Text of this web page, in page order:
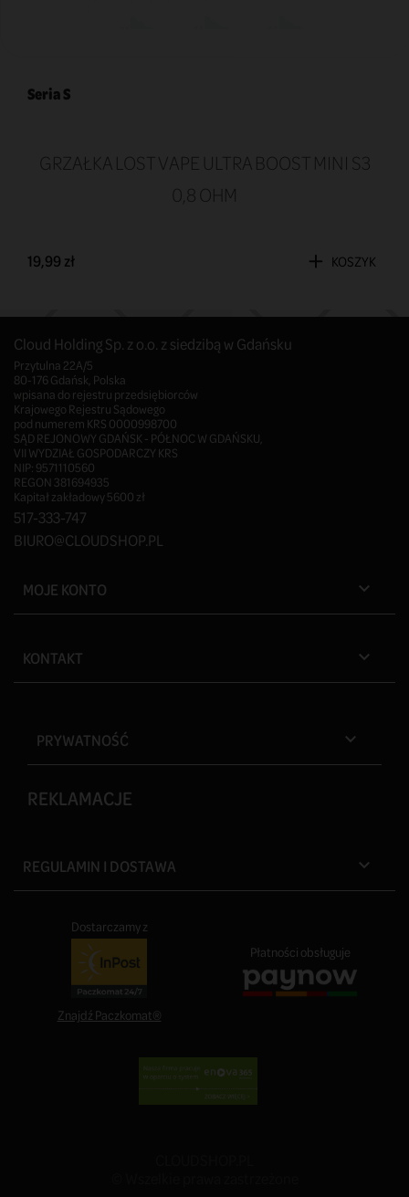
Seria S
GRZAŁKA LOST VAPE ULTRA BOOST MINI S3
0,8 OHM
19,99 zł KOSZYK
Cloud Holding Sp. z o.o. z siedzibą w Gdańsku
Przytulna 22A/5
80-176 Gdańsk, Polska
wpisana do rejestru przedsiębiorców
Krajowego Rejestru Sądowego
pod numerem KRS 0000998700
SĄD REJONOWY GDAŃSK - PÓŁNOC W GDAŃSKU,
VII WYDZIAŁ GOSPODARCZY KRS
NIP: 9571110560
REGON 381694935
Kapitał zakładowy 5600 zł
517-333-747
BIURO@CLOUDSHOP.PL
MOJE KONTO 
KONTAKT 
PRYWATNOŚĆ 
REKLAMACJE
REGULAMIN I DOSTAWA 
Dostarczamy z
Znajdź Paczkomat®
Płatności obsługuje